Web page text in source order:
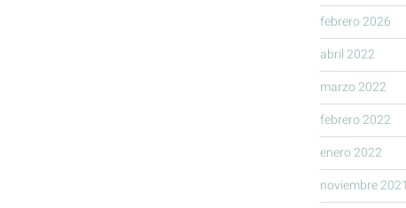
febrero 2026
abril 2022
marzo 2022
febrero 2022
enero 2022
noviembre